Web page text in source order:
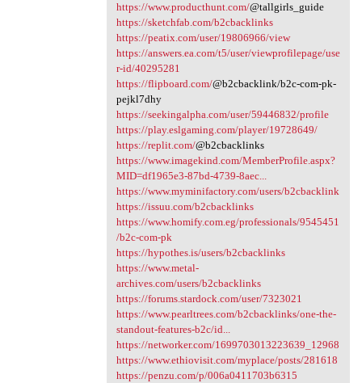
https://www.producthunt.com/@tallgirls_guide
https://sketchfab.com/b2cbacklinks
https://peatix.com/user/19806966/view
https://answers.ea.com/t5/user/viewprofilepage/use
r-id/40295281
https://flipboard.com/@b2cbacklink/b2c-com-pk-
pejkl7dhy
https://seekingalpha.com/user/59446832/profile
https://play.eslgaming.com/player/19728649/
https://replit.com/@b2cbacklinks
https://www.imagekind.com/MemberProfile.aspx?
MID=df1965e3-87bd-4739-8aec...
https://www.myminifactory.com/users/b2cbacklink
https://issuu.com/b2cbacklinks
https://www.homify.com.eg/professionals/9545451
/b2c-com-pk
https://hypothes.is/users/b2cbacklinks
https://www.metal-
archives.com/users/b2cbacklinks
https://forums.stardock.com/user/7323021
https://www.pearltrees.com/b2cbacklinks/one-the-
standout-features-b2c/id...
https://networker.com/1699703013223639_12968
https://www.ethiovisit.com/myplace/posts/281618
https://penzu.com/p/006a0411703b6315